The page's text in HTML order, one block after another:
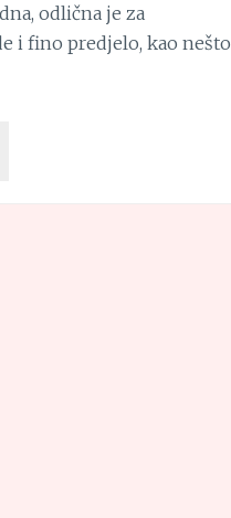
odlična je za
i fino predjelo, kao nešto